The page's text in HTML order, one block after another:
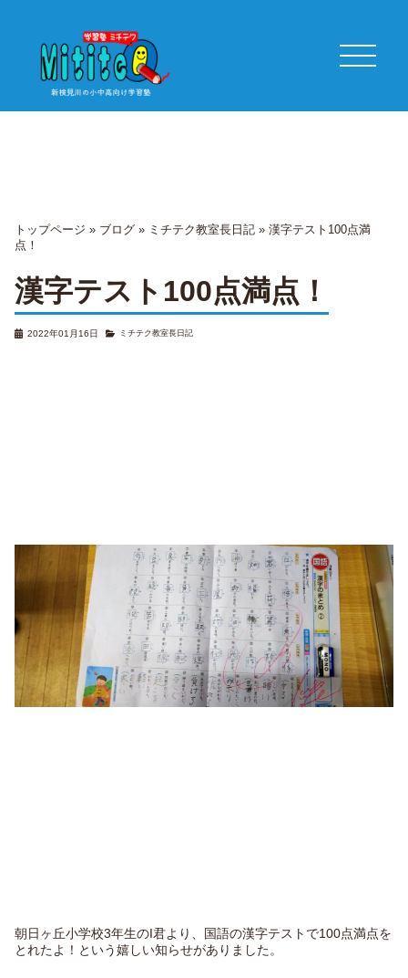
トップページ » ブログ » ミチテク教室長日記 » 漢字テスト100点満
点！
漢字テスト100点満点！
2022年01月16日 ミチテク教室長日記
朝日ヶ丘小学校3年生のI君より、国語の漢字テストで100点満点を
とれた よ！という嬉しい知らせがありました。